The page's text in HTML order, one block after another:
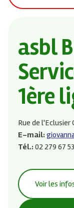
asbl
1ère
Rue de l'Eclusier
E-mail:
Tél.: 02 279 67 53
Voir les